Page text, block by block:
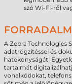
szó Wi-Fi-ről
A Zebra Technologies
adatrögzítéssel és
hatékonyságát!
tartalmát
vonalkódokat,